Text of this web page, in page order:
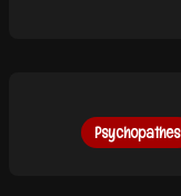
Psychopathes